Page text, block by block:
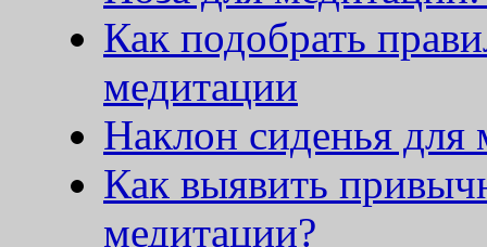
Как подобрать
медитации
Наклон сиденья для
Как выявить
медитации?